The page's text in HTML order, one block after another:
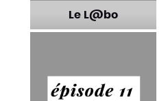
Le L@bo